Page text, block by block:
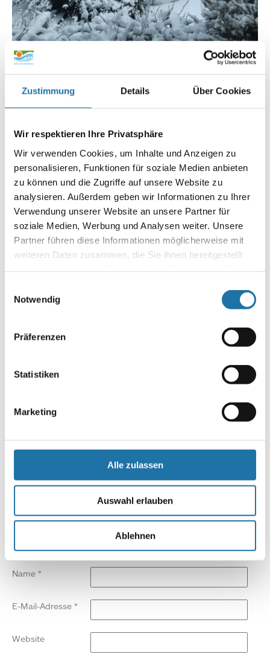
Zustimmung Details Über Cookies
Wir respektieren Ihre Privatsphäre
Wir verwenden Cookies, um Inhalte und Anzeigen zu
personalisieren, Funktionen für soziale Medien anbieten
zu können und die Zugriffe auf unsere Website zu
analysieren. Außerdem geben wir Informationen zu Ihrer
Verwendung unserer Website an unsere Partner für
soziale Medien, Werbung und Analysen weiter. Unsere
Partner führen diese Informationen möglicherweise mit
weiteren Daten zusammen, die Sie ihnen bereitgestellt
unsererDatenschutzerklärung
Notwendig
Präferenzen
Statistiken
Marketing
Alle zulassen
Auswahl erlauben
Ablehnen
Zusammengefass: Das komplette Angebot hat überzeugt und
das super Preis/Leistungsverhältnis war letztendlich
der Beratung, dem Verkaufsgespräch über die Montage bis
Schwimmbecken Sun Remo Set 5,4 x 1,32 m
Ihr Gerhard Altmann Cranpool Partner Weinviertel
Infoline:
Felder sind mit*markiert
Name *
E-Mail-Adresse *
Website